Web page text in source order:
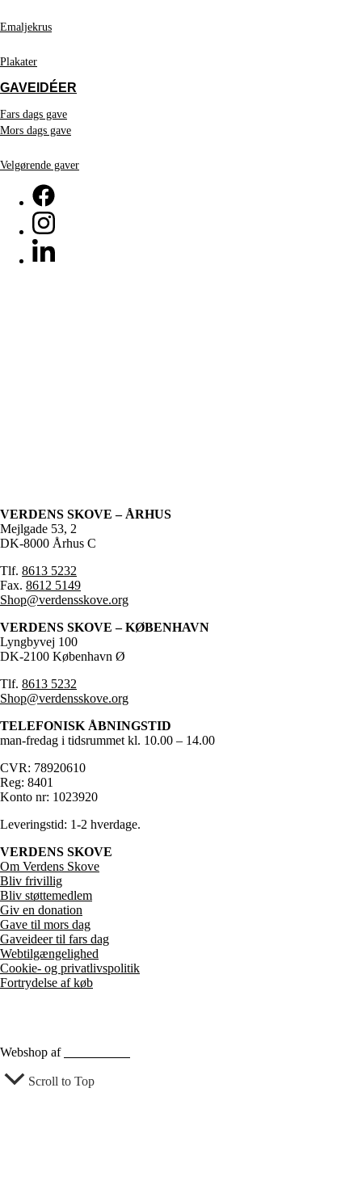
Emaljekrus
Plakater
GAVEIDÉER
Fars dags gave
Mors dags gave
Velgørende gaver
VERDENS SKOVE – ÅRHUS
Mejlgade 53, 2
DK-8000 Århus C
Tlf. 8613 5232
Fax. 8612 5149
Shop@verdensskove.org
VERDENS SKOVE – KØBENHAVN
Lyngbyvej 100
DK-2100 København Ø
Tlf. 8613 5232
Shop@verdensskove.org
TELEFONISK ÅBNINGSTID
man-fredag i tidsrummet kl. 10.00 – 14.00
CVR: 78920610
Reg: 8401
Konto nr: 1023920
Leveringstid: 1-2 hverdage.
VERDENS SKOVE
Om Verdens Skove
Bliv frivillig
Bliv støttemedlem
Giv en donation
Gave til mors dag
Gaveideer til fars dag
Webtilgængelighed
Cookie- og privatlivspolitik
Fortrydelse af køb
Webshop af
Scroll to Top